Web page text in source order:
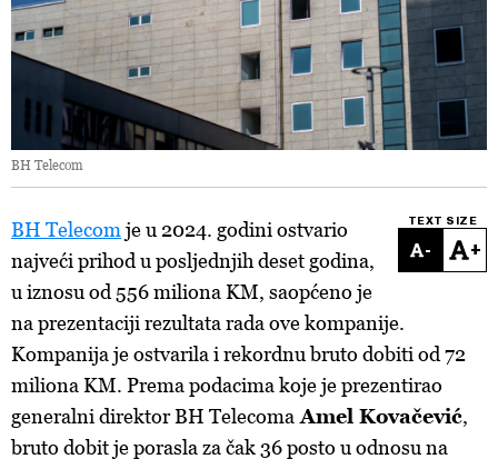
BH Telecom
TEXT SIZE
- +
BH Telecom je u 2024. godini ostvario
najveći prihod u posljednjih deset godina,
u iznosu od 556 miliona KM, saopćeno je
na prezentaciji rezultata rada ove kompanije.
Kompanija je ostvarila i rekordnu bruto dobiti od 72
miliona KM. Prema podacima koje je prezentirao
generalni direktor BH Telecoma Amel Kovačević,
bruto dobit je porasla za čak 36 posto u odnosu na